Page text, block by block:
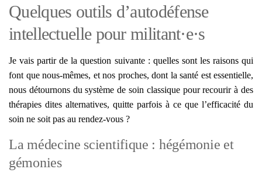
Quelques outils d’autodéfense
intellectuelle pour militant·e·s
Je vais par­tir de la ques­tion sui­vante : quelles sont les rai­sons qui
font que nous-mêmes, et nos proches, dont la san­té est essen­tielle,
nous détour­nons du sys­tème de soin clas­sique pour recou­rir à des
thé­ra­pies dites alter­na­tives, quitte par­fois à ce que l’efficacité du
soin ne soit pas au ren­dez-vous ?
La médecine scientifique : hégémonie et
gémonies